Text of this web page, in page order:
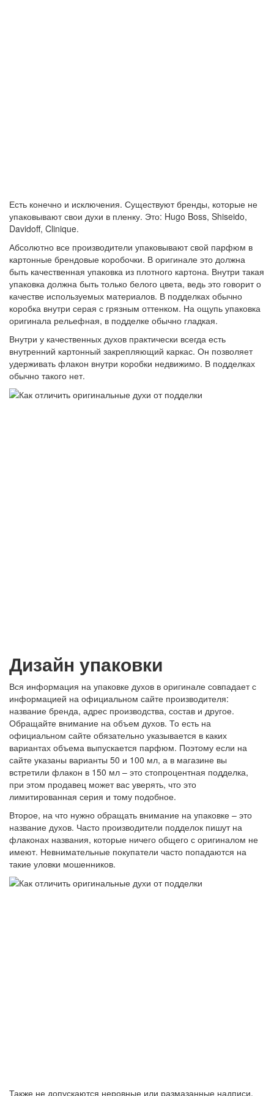
Есть конечно и исключения. Существуют бренды, которые не
упаковывают свои духи в пленку. Это: Hugo Boss, Shiseido,
Davidoff, Clinique.
Абсолютно все производители упаковывают свой парфюм в
картонные брендовые коробочки. В оригинале это должна
быть качественная упаковка из плотного картона. Внутри такая
упаковка должна быть только белого цвета, ведь это говорит о
качестве используемых материалов. В подделках обычно
коробка внутри серая с грязным оттенком. На ощупь упаковка
оригинала рельефная, в подделке обычно гладкая.
Внутри у качественных духов практически всегда есть
внутренний картонный закрепляющий каркас. Он позволяет
удерживать флакон внутри коробки недвижимо. В подделках
обычно такого нет.
Дизайн упаковки
Вся информация на упаковке духов в оригинале совпадает с
информацией на официальном сайте производителя:
название бренда, адрес производства, состав и другое.
Обращайте внимание на объем духов. То есть на
официальном сайте обязательно указывается в каких
вариантах объема выпускается парфюм. Поэтому если на
сайте указаны варианты 50 и 100 мл, а в магазине вы
встретили флакон в 150 мл – это стопроцентная подделка,
при этом продавец может вас уверять, что это
лимитированная серия и тому подобное.
Второе, на что нужно обращать внимание на упаковке – это
название духов. Часто производители подделок пишут на
флаконах названия, которые ничего общего с оригиналом не
имеют. Невнимательные покупатели часто попадаются на
такие уловки мошенников.
Также не допускаются неровные или размазанные надписи.